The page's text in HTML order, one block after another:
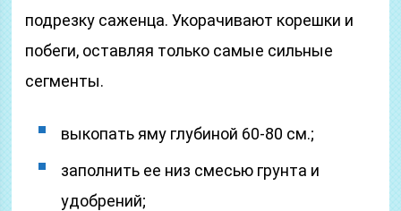
подрезку саженца. Укорачивают корешки и
побеги, оставляя только самые сильные
сегменты.
выкопать яму глубиной 60-80 см.;
заполнить ее низ смесью грунта и
удобрений;